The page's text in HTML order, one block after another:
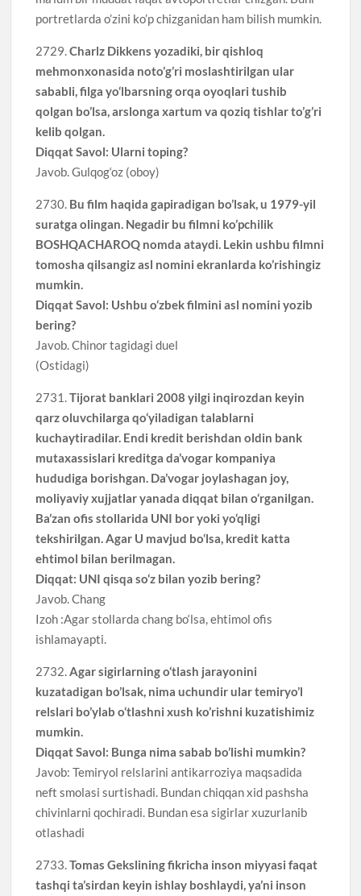
portretlarda o’zini ko’p chizganidan ham bilish mumkin.
2729.Charlz Dikkens yozadiki, bir qishloq
mehmonxonasida noto’g’ri moslashtirilgan ular
sababli, filga yo‘lbarsning orqa oyoqlari tushib
qolgan bo’lsa, arslonga xartum va qoziq tishlar to’g’ri
kelib qolgan.
Diqqat Savol: Ularni toping?
Javob. Gulqog‘oz (oboy)
2730. Bu film haqida gapiradigan bo’lsak, u 1979-yil
suratga olingan. Negadir bu filmni ko’pchilik
BOSHQACHAROQ nomda ataydi. Lekin ushbu filmni
tomosha qilsangiz asl nomini ekranlarda ko’rishingiz
mumkin.
Diqqat Savol: Ushbu o‘zbek filmini asl nomini yozib
bering?
Javob. Chinor tagidagi duel
(Ostidagi)
2731.Tijorat banklari 2008 yilgi inqirozdan keyin
qarz oluvchilarga qo‘yiladigan talablarni
kuchaytiradilar. Endi kredit berishdan oldin bank
mutaxassislari kreditga da’vogar kompaniya
hududiga borishgan. Da’vogar joylashagan joy,
moliyaviy xujjatlar yanada diqqat bilan o‘rganilgan.
Ba’zan ofis stollarida UNI bor yoki yo‘qligi
tekshirilgan. Agar U mavjud bo‘lsa, kredit katta
ehtimol bilan berilmagan.
Diqqat: UNI qisqa so‘z bilan yozib bering?
Javob. Chang
Izoh :Agar stollarda chang bo‘lsa, ehtimol ofis
ishlamayapti.
2732.Agar sigirlarning o‘tlash jarayonini
kuzatadigan bo’lsak, nima uchundir ular temiryo’l
relslari bo’ylab o‘tlashni xush ko’rishni kuzatishimiz
mumkin.
Diqqat Savol: Bunga nima sabab bo’lishi mumkin?
Javob: Temiryol relslarini antikarroziya maqsadida
neft smolasi surtishadi. Bundan chiqqan xid pashsha
chivinlarni qochiradi. Bundan esa sigirlar xuzurlanib
otlashadi
2733.Tomas Gekslining fikricha inson miyyasi faqat
tashqi ta’sirdan keyin ishlay boshlaydi, ya’ni inson